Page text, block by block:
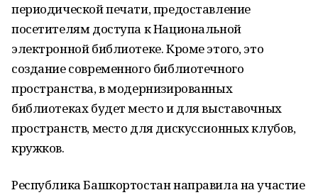
периодической печати, предоставление
посетителям доступа к Национальной
электронной библиотеке. Кроме этого, это
создание современного библиотечного
пространства, в модернизированных
библиотеках будет место и для выставочных
пространств, место для дискуссионных клубов,
кружков.
Республика Башкортостан направила на участие